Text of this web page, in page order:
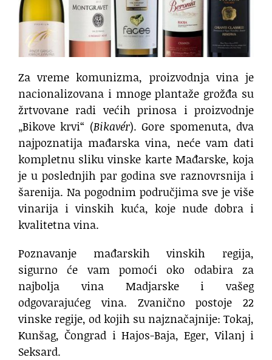
Za vreme komunizma, proizvodnja vina je
nacionalizovana i mnoge plantaže grožđa su
žrtvovane radi većih prinosa i proizvodnje
„Bikove krvi“ (Bikavér). Gore spomenuta, dva
najpoznatija mađarska vina, neće vam dati
kompletnu sliku vinske karte Mađarske, koja
je u poslednjih par godina sve raznovrsnija i
šarenija. Na pogodnim područjima sve je više
vinarija i vinskih kuća, koje nude dobra i
kvalitetna vina.
Poznavanje mađarskih vinskih regija,
sigurno će vam pomoći oko odabira za
najbolja vina Madjarske i vašeg
odgovarajućeg vina. Zvanično postoje 22
vinske regije, od kojih su najznačajnije: Tokaj,
Kunšag, Čongrad i Hajos-Baja, Eger, Vilanj i
Seksard.